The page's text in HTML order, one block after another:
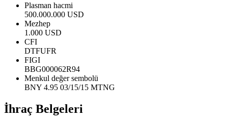
Plasman hacmi
500.000.000 USD
Mezhep
1.000 USD
CFI
DTFUFR
FIGI
BBG000062R94
Menkul değer sembolü
BNY 4.95 03/15/15 MTNG
İhraç Belgeleri